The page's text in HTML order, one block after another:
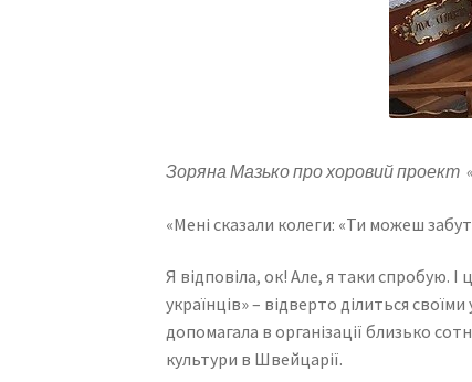
Зоряна Мазько про хоровий проект
«Мені сказали колеги: «Ти можеш
Я відповіла, ок! Але, я таки спробую.
українців» – відверто ділиться
допомагала в організації близько
культури в Швейцарії.